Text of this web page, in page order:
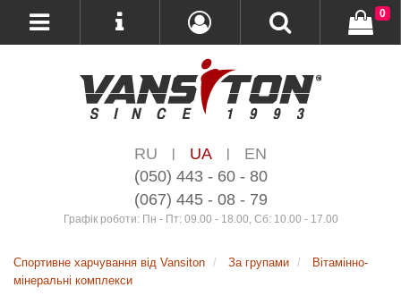
RU | UA |
EN
(050) 443 - 60 - 80
(067) 445 - 08 - 79
Графік роботи: Пн - Пт: 09.00 - 18.00, Сб: 10.00 - 17.00
0
Спортивне харчування від Vansiton За групами
Вітамінно-
мінеральні комплекси